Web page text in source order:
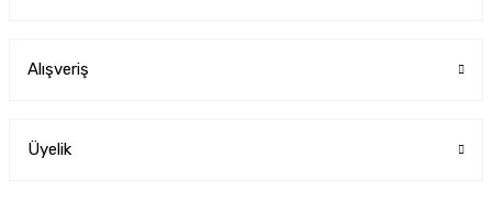
Alışveriş
Üyelik